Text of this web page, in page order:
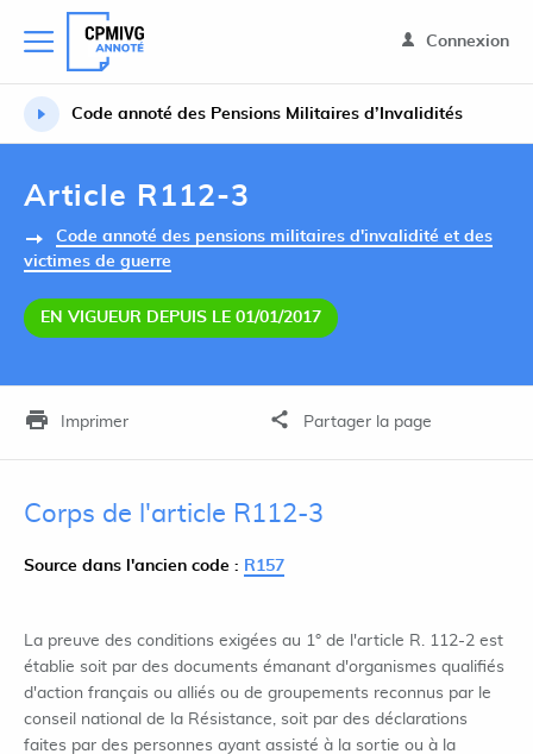
Connexion
Code annoté des Pensions Militaires d’Invalidités
Article R112-3
Code annoté des pensions militaires d'invalidité et des
victimes de guerre
EN VIGUEUR DEPUIS LE 01/01/2017
Imprimer Partager la page
Corps de l'article R112-3
Source dans l'ancien code : R157
La preuve des conditions exigées au 1° de l'article R. 112-2 est
établie soit par des documents émanant d'organismes qualifiés
d'action français ou alliés ou de groupements reconnus par le
conseil national de la Résistance, soit par des déclarations
faites par des personnes ayant assisté à la sortie ou à la